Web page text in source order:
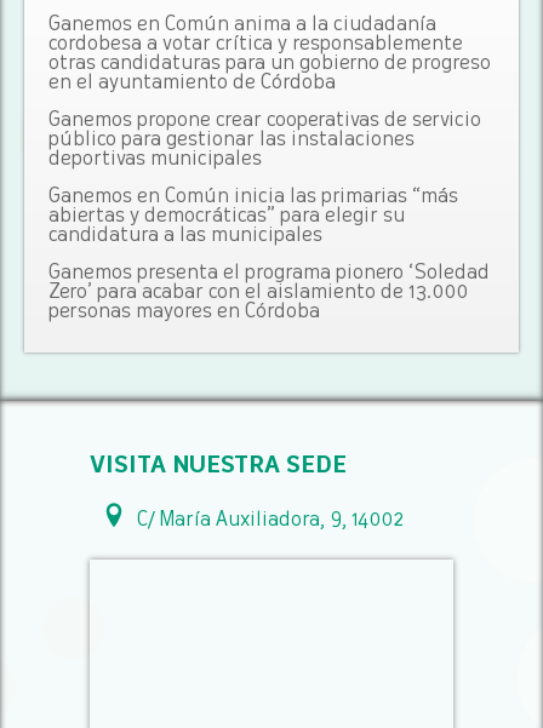
Ganemos en Común anima a la ciudadanía
cordobesa a votar crítica y responsablemente
otras candidaturas para un gobierno de progreso
en el ayuntamiento de Córdoba
Ganemos propone crear cooperativas de servicio
público para gestionar las instalaciones
deportivas municipales
Ganemos en Común inicia las primarias “más
abiertas y democráticas” para elegir su
candidatura a las municipales
Ganemos presenta el programa pionero ‘Soledad
Zero’ para acabar con el aislamiento de 13.000
personas mayores en Córdoba
VISITA NUESTRA SEDE
C/ María Auxiliadora, 9, 14002